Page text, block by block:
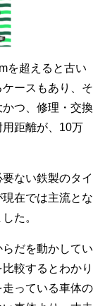
を超えると古い
ースもあり、そ
つ、修理・交換
距離が、10万
ない鉄製のタイ
在では主流とな
た。
だを動かしてい
較するとわかり
っている車体の